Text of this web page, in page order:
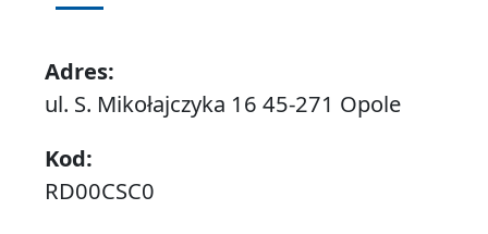
Adres:
ul. S. Mikołajczyka 16 45-271 Opole
Kod:
RD00CSC0